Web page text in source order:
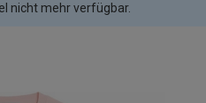
nicht mehr verfügbar.